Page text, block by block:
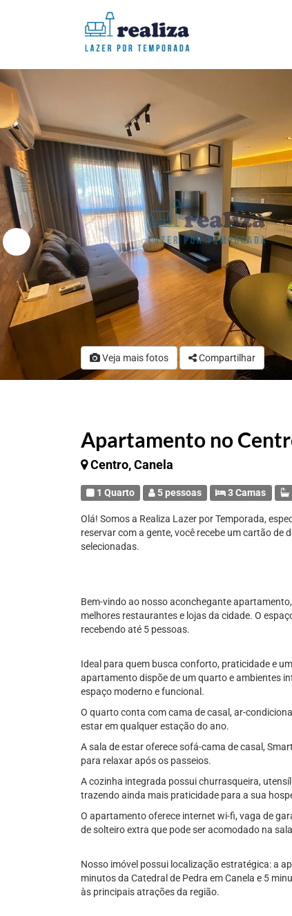
Veja mais fotos Compartilhar
Apartamento no
Centro, Canela
1 Quarto 5 pessoas 3 Camas
Olá! Somos a Realiza Lazer por Temporada,
reservar com a gente, você recebe um cartão
selecionadas.
Bem-vindo ao nosso aconchegante
melhores restaurantes e lojas da cidade. O
recebendo até 5 pessoas.
Ideal para quem busca conforto, praticidade e
apartamento dispõe de um quarto e ambientes
espaço moderno e funcional.
O quarto conta com cama de casal, ar-
estar em qualquer estação do ano.
A sala de estar oferece sofá-cama de casal,
para relaxar após os passeios.
A cozinha integrada possui churrasqueira,
trazendo ainda mais praticidade para a sua
O apartamento oferece internet wi-fi, vaga de
de solteiro extra que pode ser acomodado na
Nosso imóvel possui localização estratégica: a
minutos da Catedral de Pedra em Canela e 5
às principais atrações da região.